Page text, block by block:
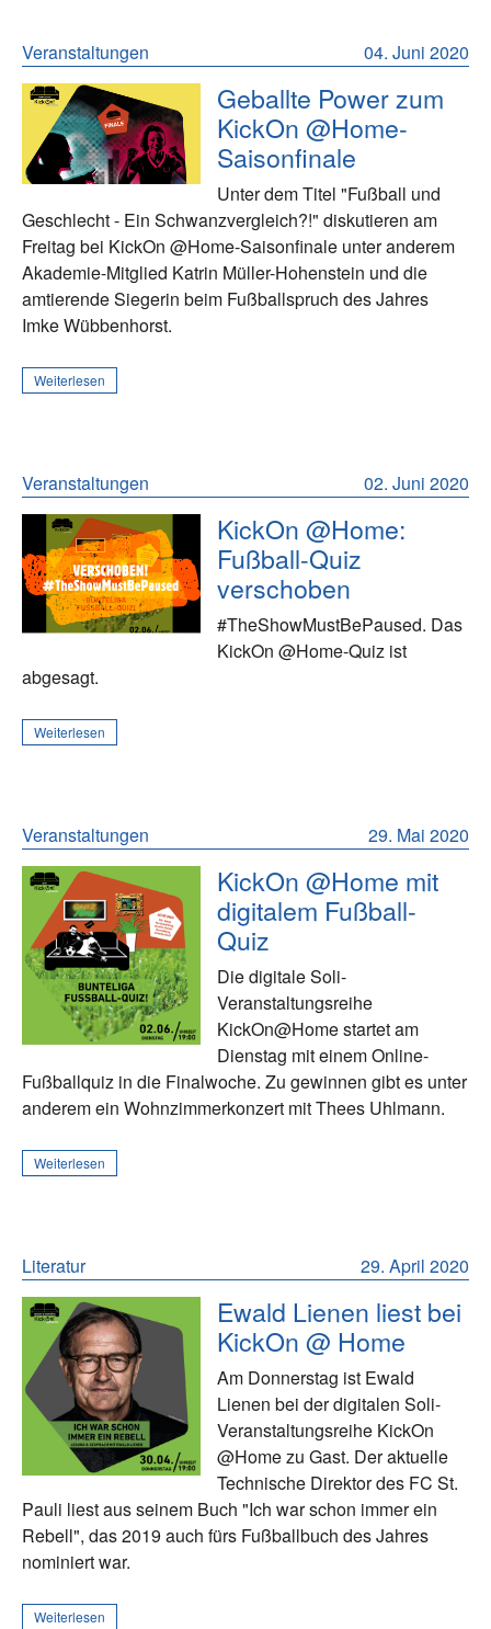
04. Juni 2020
Veranstaltungen
Geballte Power zum
KickOn @Home-
Saisonfinale
Unter dem Titel "Fußball und
Geschlecht - Ein Schwanzvergleich?!" diskutieren am
Freitag bei KickOn @Home-Saisonfinale unter anderem
Akademie-Mitglied Katrin Müller-Hohenstein und die
amtierende Siegerin beim Fußballspruch des Jahres
Imke Wübbenhorst.
Weiterlesen
02. Juni 2020
Veranstaltungen
KickOn @Home:
Fußball-Quiz
verschoben
#TheShowMustBePaused. Das
KickOn @Home-Quiz ist
abgesagt.
Weiterlesen
29. Mai 2020
Veranstaltungen
KickOn @Home mit
digitalem Fußball-
Quiz
Die digitale Soli-
Veranstaltungsreihe
KickOn@Home startet am
Dienstag mit einem Online-
Fußballquiz in die Finalwoche. Zu gewinnen gibt es unter
anderem ein Wohnzimmerkonzert mit Thees Uhlmann.
Weiterlesen
29. April 2020
Literatur
Ewald Lienen liest bei
KickOn @ Home
Am Donnerstag ist Ewald
Lienen bei der digitalen Soli-
Veranstaltungsreihe KickOn
@Home zu Gast. Der aktuelle
Technische Direktor des FC St.
Pauli liest aus seinem Buch "Ich war schon immer ein
Rebell", das 2019 auch fürs Fußballbuch des Jahres
nominiert war.
Weiterlesen